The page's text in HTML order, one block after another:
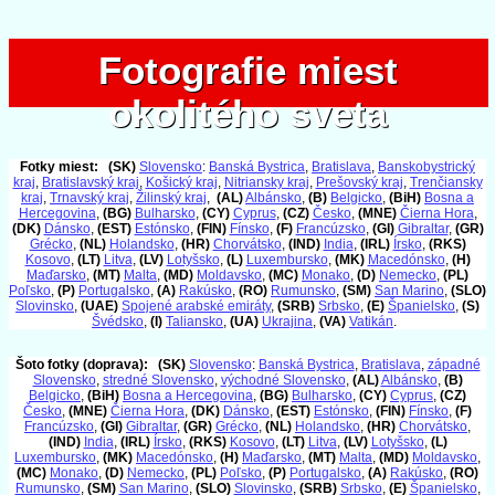
Fotografie miest
okolitého sveta
Fotografie miest
okolitého sveta
Fotky miest: (SK) Slovensko: Banská Bystrica, Bratislava, Banskobystrický
kraj, Bratislavský kraj, Košický kraj, Nitriansky kraj, Prešovský kraj, Trenčiansky
kraj, Trnavský kraj, Žilinský kraj, (AL)Albánsko, (B) Belgicko, (BiH) Bosna a
Hercegovina, (BG) Bulharsko, (CY) Cyprus, (CZ) Česko, (MNE) Čierna Hora,
(DK) Dánsko, (EST) Estónsko, (FIN) Fínsko, (F) Francúzsko, (GI) Gibraltar, (GR)
Grécko, (NL) Holandsko, (HR) Chorvátsko, (IND) India, (IRL) Írsko, (RKS)
Kosovo, (LT) Litva, (LV) Lotyšsko, (L) Luxembursko, (MK) Macedónsko, (H)
Maďarsko, (MT) Malta, (MD) Moldavsko, (MC) Monako, (D) Nemecko, (PL)
Poľsko, (P) Portugalsko, (A) Rakúsko, (RO) Rumunsko, (SM) San Marino, (SLO)
Slovinsko, (UAE) Spojené arabské emiráty, (SRB) Srbsko, (E) Španielsko, (S)
Švédsko, (I) Taliansko, (UA) Ukrajina, (VA) Vatikán.
Šoto fotky (doprava): (SK) Slovensko: Banská Bystrica, Bratislava, západné
Slovensko, stredné Slovensko, východné Slovensko, (AL)Albánsko, (B)
Belgicko, (BiH) Bosna a Hercegovina, (BG) Bulharsko, (CY) Cyprus, (CZ)
Česko, (MNE) Čierna Hora, (DK) Dánsko, (EST) Estónsko, (FIN) Fínsko, (F)
Francúzsko, (GI) Gibraltar, (GR) Grécko, (NL) Holandsko, (HR) Chorvátsko,
(IND) India, (IRL) Írsko, (RKS) Kosovo, (LT) Litva, (LV) Lotyšsko, (L)
Luxembursko, (MK) Macedónsko, (H) Maďarsko, (MT) Malta, (MD) Moldavsko,
(MC) Monako, (D) Nemecko, (PL) Poľsko, (P) Portugalsko, (A) Rakúsko, (RO)
Rumunsko, (SM) San Marino, (SLO) Slovinsko, (SRB) Srbsko, (E) Španielsko,